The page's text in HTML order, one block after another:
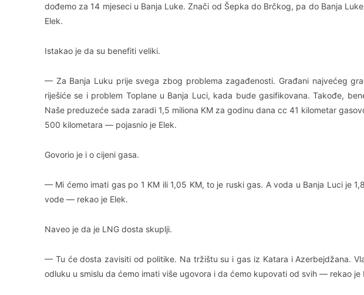
dođemo za 14 mjeseci u Banja Luke. Znači od Šepka do Brčkog, pa do Banja
Elek.
Istakao je da su benefiti veliki.
— Za Banja Luku prije svega zbog problema zagađenosti. Građani najvećeg
riješiće se i problem Toplane u Banja Luci, kada bude gasifikovana. Takođe,
Naše preduzeće sada zaradi 1,5 miliona KM za godinu dana cc 41 kilometar
500 kilometara — pojasnio je Elek.
Govorio je i o cijeni gasa.
— Mi ćemo imati gas po 1 KM ili 1,05 KM, to je ruski gas. A voda u Banja Luci je
vode — rekao je Elek.
Naveo je da je LNG dosta skuplji.
— Tu će dosta zavisiti od politike. Na tržištu su i gas iz Katara i Azerbejdžana.
odluku u smislu da ćemo imati više ugovora i da ćemo kupovati od svih — rekao je